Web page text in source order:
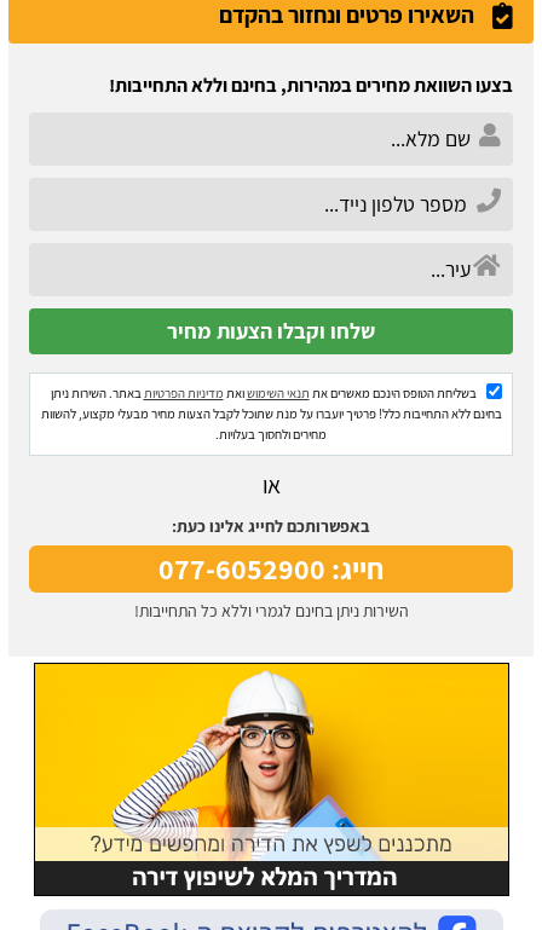
השאירו פרטים ונחזור בהקדם
בצעו השוואת מחירים במהירות, בחינם וללא התחייבות!
בשליחת הטופס הינכם מאשרים את תנאי השימושואת מדיניות הפרטיותבאתר. השירות ניתן
בחינם ללא התחייבות כלל! פרטיך יועברו על מנת שתוכל לקבל הצעות מחיר מבעלי מקצוע, להשוות
מחירים ולחסוך בעלויות.
או
באפשרותכם לחייג אלינו כעת:
חייג: 077-6052900
השירות ניתן בחינם לגמרי וללא כל התחייבות!